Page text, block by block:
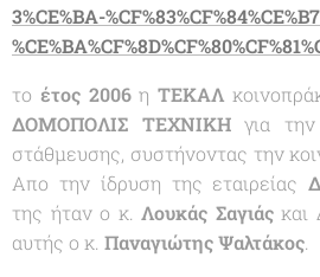
3%CE%BA-
το έτος 2006η ΤΕΚΑΛ
ΔΟΜΟΠΟΛΙΣ ΤΕΧΝΙΚΗγια την
στάθμευσης, συστήνοντας την
Απο την ίδρυση της εταιρείας
της ήταν ο κ. Λουκάς Σαγιάςκαι
αυτής ο κ. Παναγιώτης Ψαλτάκος.